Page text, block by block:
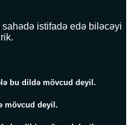
sahədə istifadə edə biləcəyi
bu dildə mövcud deyil.
mövcud deyil.